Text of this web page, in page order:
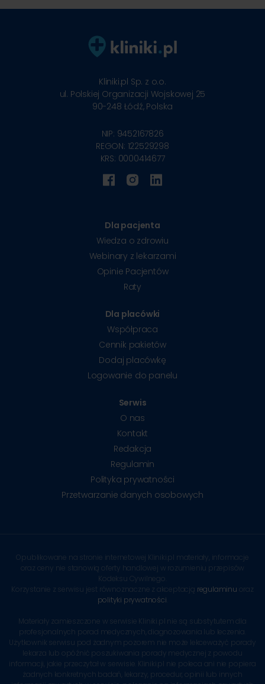
Kliniki.pl Sp. z o.o.
ul. Polskiej Organizacji Wojskowej 25
90-248 Łódź, Polska
NIP: 9452167826
REGON: 122529298
KRS: 0000414677
Dla pacjenta
Wiedza o zdrowiu
Webinary z lekarzami
Opinie Pacjentów
Raty
Dla placówki
Współpraca
Cennik pakietów
Dodaj placówkę
Logowanie do panelu
Serwis
O nas
Kontakt
Redakcja
Regulamin
Polityka prywatności
Przetwarzanie danych osobowych
Opublikowane na stronie internetowej Kliniki.pl materiały, informacje
oraz ceny nie stanowią oferty handlowej w rozumieniu przepisów
Kodeksu Cywilnego.
Korzystanie z serwisu jest równoznaczne z akceptacją regulaminu oraz
polityki prywatności
Materiały zamieszczone w serwisie Kliniki.pl nie są substytutem dla
profesjonalnych porad medycznych, diagnozowania lub leczenia.
Użytkownik serwisu pod żadnym pozorem nie może lekceważyć porady
lekarza lub opóźnić poszukiwania porady medycznej z powodu
informacji, jakie przeczytał w serwisie. Kliniki.pl nie poleca ani nie popiera
żadnych konkretnych badań, lekarzy, procedur, opinii lub innych